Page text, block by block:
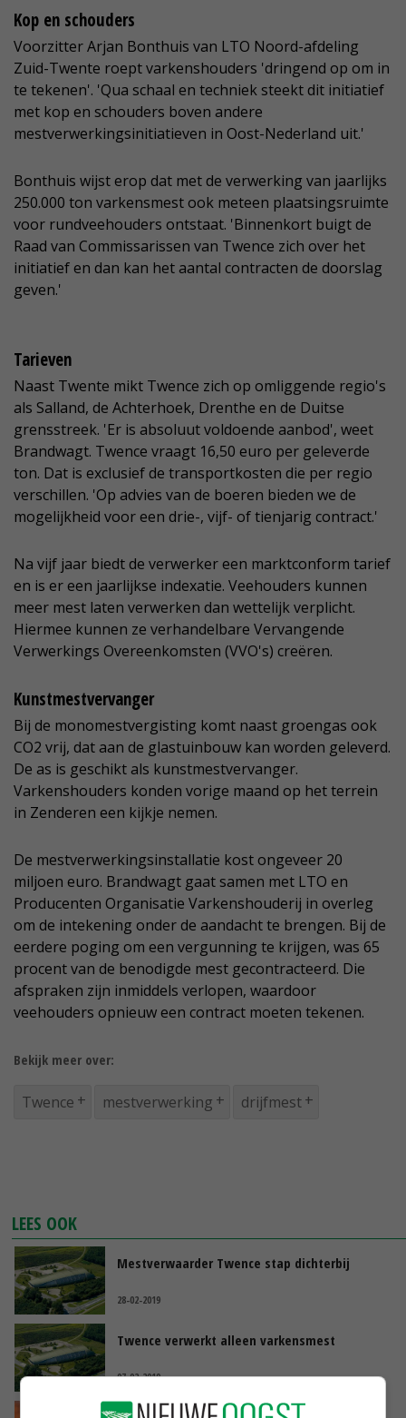
Kop en schouders
Voorzitter Arjan Bonthuis van LTO Noord-afdeling
Zuid-Twente roept varkenshouders 'dringend op om in
te tekenen'. 'Qua schaal en techniek steekt dit initiatief
met kop en schouders boven andere
mestverwerkingsinitiatieven in Oost-Nederland uit.'
Bonthuis wijst erop dat met de verwerking van jaarlijks
250.000 ton varkensmest ook meteen plaatsingsruimte
voor rundveehouders ontstaat. 'Binnenkort buigt de
Raad van Commissarissen van Twence zich over het
initiatief en dan kan het aantal contracten de doorslag
geven.'
Tarieven
Naast Twente mikt Twence zich op omliggende regio's
als Salland, de Achterhoek, Drenthe en de Duitse
grensstreek. 'Er is absoluut voldoende aanbod', weet
Brandwagt. Twence vraagt 16,50 euro per geleverde
ton. Dat is exclusief de transportkosten die per regio
verschillen. 'Op advies van de boeren bieden we de
mogelijkheid voor een drie-, vijf- of tienjarig contract.'
Na vijf jaar biedt de verwerker een marktconform tarief
en is er een jaarlijkse indexatie. Veehouders kunnen
meer mest laten verwerken dan wettelijk verplicht.
Hiermee kunnen ze verhandelbare Vervangende
Verwerkings Overeenkomsten (VVO's) creëren.
Kunstmestvervanger
Bij de monomestvergisting komt naast groengas ook
CO2 vrij, dat aan de glastuinbouw kan worden geleverd.
De as is geschikt als kunstmestvervanger.
Varkenshouders konden vorige maand op het terrein
in Zenderen een kijkje nemen.
De mestverwerkingsinstallatie kost ongeveer 20
miljoen euro. Brandwagt gaat samen met LTO en
Producenten Organisatie Varkenshouderij in overleg
om de intekening onder de aandacht te brengen. Bij de
eerdere poging om een vergunning te krijgen, was 65
procent van de benodigde mest gecontracteerd. Die
afspraken zijn inmiddels verlopen, waardoor
veehouders opnieuw een contract moeten tekenen.
Bekijk meer over:
Twence mestverwerking drijfmest
LEES OOK
Mestverwaarder Twence stap dichterbij
28-02-2019
Twence verwerkt alleen varkensmest
07-02-2019